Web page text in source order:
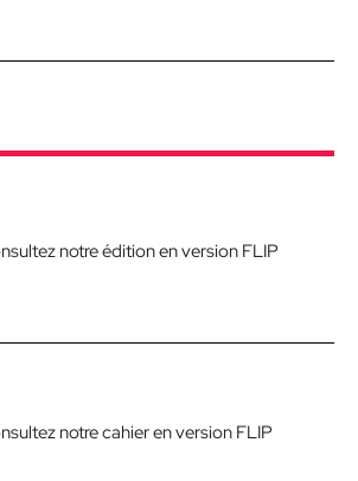
notre édition en version FLIP
notre cahier en version FLIP